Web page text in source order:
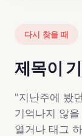
다시 찾을 때
제목이
"지난주에 봤
기억나지 않
열거나 태그